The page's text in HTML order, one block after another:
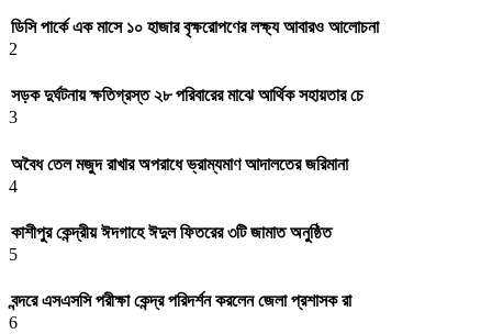
ডিসি পার্কে এক মাসে ১০ হাজার বৃক্ষরোপণের লক্ষ্য আবারও আলোচনা
2
সড়ক দুর্ঘটনায় ক্ষতিগ্রস্ত ২৮ পরিবারের মাঝে আর্থিক সহায়তার চে
3
অবৈধ তেল মজুদ রাখার অপরাধে ভ্রাম্যমাণ আদালতের জরিমানা
4
কাশীপুর কেন্দ্রীয় ঈদগাহে ঈদুল ফিতরের ৩টি জামাত অনুষ্ঠিত
5
বন্দরে এসএসসি পরীক্ষা কেন্দ্র পরিদর্শন করলেন জেলা প্রশাসক রা
6